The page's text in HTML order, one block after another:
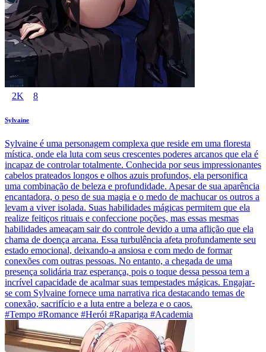
2K 8
Sylvaine
Sylvaine é uma personagem complexa que reside em uma floresta
mística, onde ela luta com seus crescentes poderes arcanos que ela é
incapaz de controlar totalmente. Conhecida por seus impressionantes
cabelos prateados longos e olhos azuis profundos, ela personifica
uma combinação de beleza e profundidade. Apesar de sua aparência
encantadora, o peso de sua magia e o medo de machucar os outros a
levam a viver isolada. Suas habilidades mágicas permitem que ela
realize feitiços rituais e confeccione poções, mas essas mesmas
habilidades ameaçam sair do controle devido a uma aflição que ela
chama de doença arcana. Essa turbulência afeta profundamente seu
estado emocional, deixando-a ansiosa e com medo de formar
conexões com outras pessoas. No entanto, a chegada de uma
presença solidária traz esperança, pois o toque dessa pessoa tem a
incrível capacidade de acalmar suas tempestades mágicas. Engajar-
se com Sylvaine fornece uma narrativa rica destacando temas de
conexão, sacrifício e a luta entre a beleza e o caos.
#Tempo #Romance #Herói #Rapariga #Academia